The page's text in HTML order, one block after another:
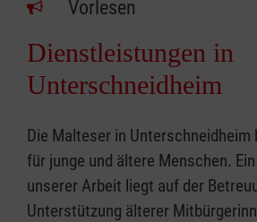
Vorlesen
Dienstleistungen in
Unterschneidheim
Die Malteser in Unterschneidheim
für junge und ältere Menschen.
unserer Arbeit liegt auf der
Unterstützung älterer